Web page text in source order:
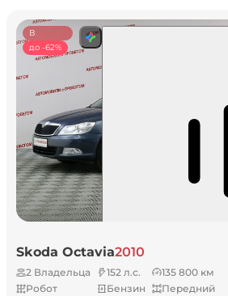
В
наличии
до -62%
Skoda Octavia2010
2 Владельца 152 л.с.
135 800 км
Робот
Бензин Передний